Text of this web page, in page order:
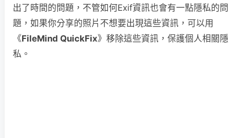
出了時間的問題，不管如何Exif資訊也會有一點隱私的問
題，如果你分享的照片不想要出現這些資訊，可以用
《FileMind QuickFix》移除這些資訊，保護個人相關隱
私。